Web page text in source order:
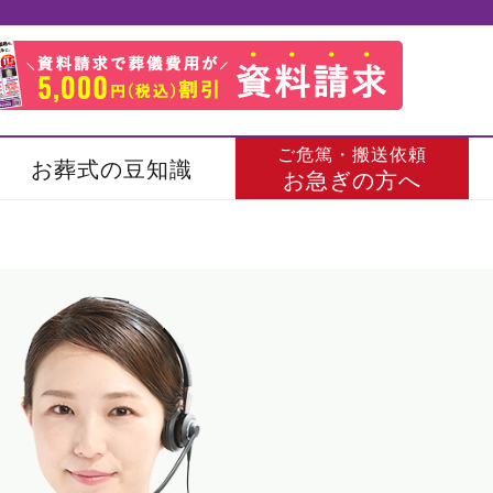
お葬式の豆知識 ご危篤・搬送依頼
お急ぎの方へ